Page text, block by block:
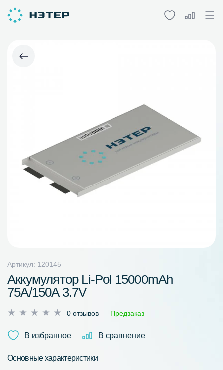
Артикул: 120145
Аккумулятор Li-Pol 15000mAh
75A/150A 3.7V
Оценка
из
0 отзывов Предзаказ
В избранное В сравнение
Основные характеристики